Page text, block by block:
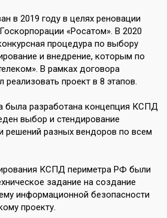
в 2019 году в целях реновации
«Росатом». В 2020
процедура по выбору
и внедрение, которым по
В рамках договора
проект в 8 этапов.
была разработана концепция КСПД
выбор и стендирование
решений разных вендоров по всем
КСПД периметра РФ были
задание на создание
информационной безопасности
проекту.